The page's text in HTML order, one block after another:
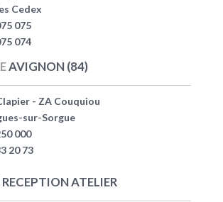
Cedex
075
074
AVIGNON (84)
- ZA Couquiou
sur-Sorgue
000
20 73
ATELIER